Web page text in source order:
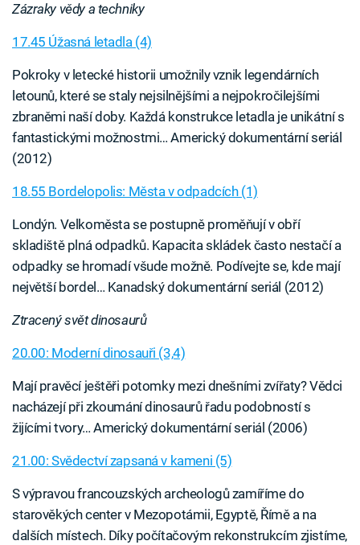
Zázraky vědy a techniky
17.45 Úžasná letadla (4)
Pokroky v letecké historii umožnily vznik legendárních
letounů, které se staly nejsilnějšími a nejpokročilejšími
zbraněmi naší doby. Každá konstrukce letadla je unikátní s
fantastickými možnostmi… Americký dokumentární seriál
(2012)
18.55 Bordelopolis: Města v odpadcích (1)
Londýn. Velkoměsta se postupně proměňují v obří
skladiště plná odpadků. Kapacita skládek často nestačí a
odpadky se hromadí všude možně. Podívejte se, kde mají
největší bordel… Kanadský dokumentární seriál (2012)
Ztracený svět dinosaurů
20.00: Moderní dinosauři (3,4)
Mají pravěcí ještěři potomky mezi dnešními zvířaty? Vědci
nacházejí při zkoumání dinosaurů řadu podobností s
žijícími tvory… Americký dokumentární seriál (2006)
21.00: Svědectví zapsaná v kameni (5)
S výpravou francouzských archeologů zamíříme do
starověkých center v Mezopotámii, Egyptě, Římě a na
dalších místech. Díky počítačovým rekonstrukcím zjistíme,